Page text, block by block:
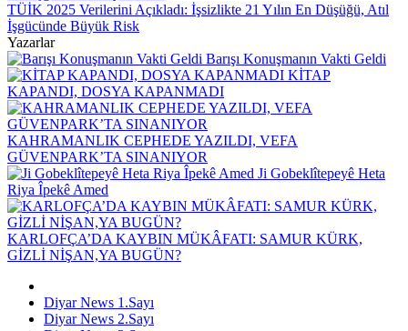
TÜİK 2025 Verilerini Açıkladı: İşsizlikte 21 Yılın En Düşüğü, Atıl
İşgücünde Büyük Risk
Yazarlar
Barışı Konuşmanın Vakti Geldi
KİTAP
KAPANDI, DOSYA KAPANMADI
KAHRAMANLIK CEPHEDE YAZILDI, VEFA
GÜVENPARK’TA SINANIYOR
Ji Gobeklîtepeyê Heta
Riya Îpekê Amed
KARLOFÇA’DA KAYBIN MÜKÂFATI: SAMUR KÜRK,
GİZLİ NİŞAN,YA BUGÜN?
Diyar News 1.Sayı
Diyar News 2.Sayı